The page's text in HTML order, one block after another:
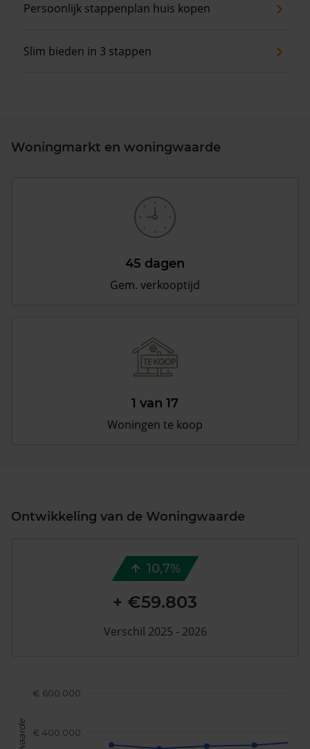
Persoonlijk stappenplan huis kopen
Slim bieden in 3 stappen
Woningmarkt en woningwaarde
45 dagen
Gem. verkooptijd
1 van 17
Woningen te koop
Ontwikkeling van de Woningwaarde
€ 400.000
€ 600.000
10,7%
+ €59.803
Verschil 2025 - 2026